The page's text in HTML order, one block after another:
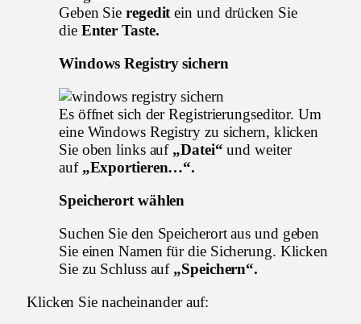
Geben Sieregeditein und drücken Sie
dieEnter Taste.
Windows Registry sichern
Es öffnet sich der Registrierungseditor. Um
eine Windows Registry zu sichern, klicken
Sie oben links auf „Datei“ und weiter
auf „Exportieren…“.
Speicherort wählen
Suchen Sie den Speicherort aus und geben
Sie einen Namen für die Sicherung. Klicken
Sie zu Schluss auf„Speichern“.
Klicken Sie nacheinander auf: